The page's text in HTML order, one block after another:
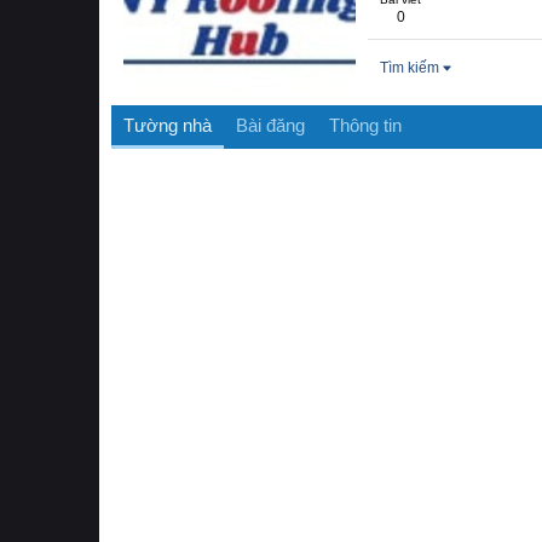
0
Tìm kiếm
Tường nhà Bài đăng Thông tin